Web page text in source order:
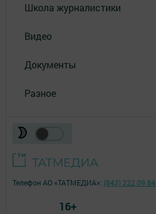
Школа журналистики
Видео
Документы
Разное
Телефон АО «ТАТМЕДИА»: (843) 222 09 84
16+